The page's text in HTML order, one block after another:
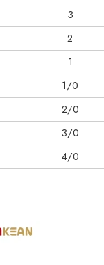
3
2
1
1/0
2/0
3/0
4/0